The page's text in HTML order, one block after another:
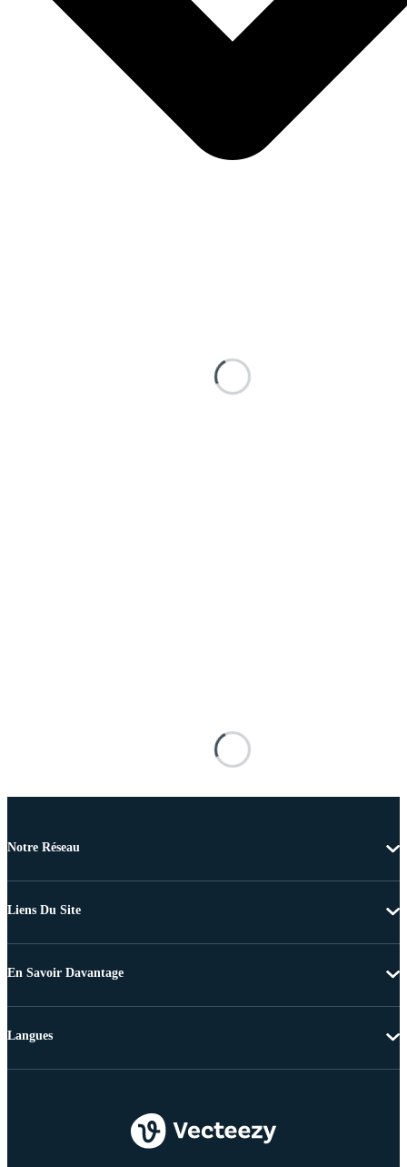
Notre Réseau
Liens Du Site
En Savoir Davantage
Langues